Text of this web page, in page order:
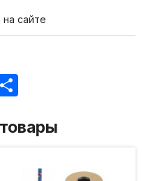
сайте